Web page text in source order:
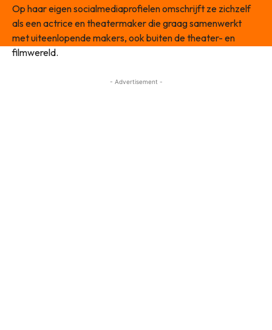
Op haar eigen socialmediaprofielen omschrijft ze zichzelf
als een actrice en theatermaker die graag samenwerkt
met uiteenlopende makers, ook buiten de theater- en
filmwereld.
- Advertisement -